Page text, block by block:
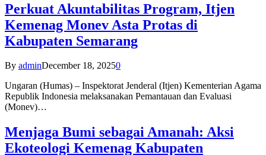
Perkuat Akuntabilitas Program, Itjen
Kemenag Monev Asta Protas di
Kabupaten Semarang
By adminDecember 18, 20250
Ungaran (Humas) – Inspektorat Jenderal (Itjen) Kementerian Agama
Republik Indonesia melaksanakan Pemantauan dan Evaluasi
(Monev)…
Menjaga Bumi sebagai Amanah: Aksi
Ekoteologi Kemenag Kabupaten